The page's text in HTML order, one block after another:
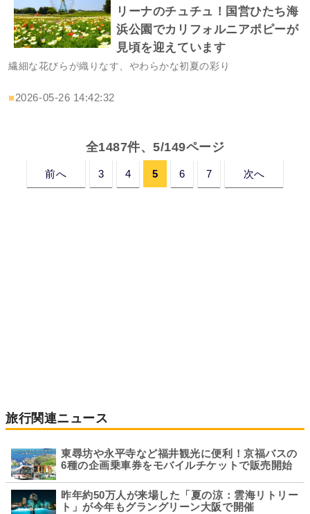
リーナのチュチュ！国営ひたち海
浜公園でカリフォルニアポピーが
見頃を迎えています
繊細な花びらが織りなす、やわらかな初夏の彩り
■2026-05-26 14:42:32
全1487件、5/149ページ
前へ 3 4 5 6 7 次へ
旅行関連ニュース
東尋坊や永平寺など福井観光に便利！京福バスの
6種の企画乗車券をモバイルチケットで販売開始
昨年約50万人が来場した「夏の涼：雲海リトリー
ト」が今年もグラングリーン大阪で開催